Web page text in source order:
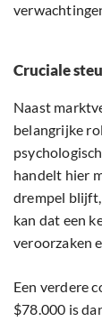
Cruciale
Naast
belangrijke
handelt hier
drempel
kan dat een
veroorzaken
Een verdere
$78.000 is